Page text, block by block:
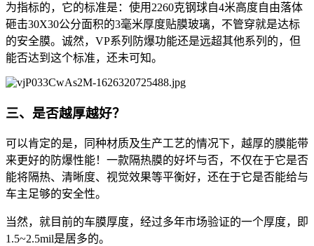
为指标的，它的标准是：使用2260克钢球自4米高度自由落体
砸击30X30公分面积的3毫米厚度贴膜玻璃，不管穿就是达标
的安全膜。诚然，VP系列防爆功能还是远超其他系列的，但
能否达到这个标准，还未可知。
三、是否越厚越好？
可以肯定的是，同种材质及生产工艺的情况下，越厚的膜能带
来更好的防爆性能！一款隔热膜的好坏与否，不仅在于它是否
能将隔热、清晰度、视觉效果等平衡好，还在于它是否能给与
车主足够的安全性。
当然，就目前的车膜厚度，经过多年市场验证的一个厚度，即
1.5~2.5mil是居多的。